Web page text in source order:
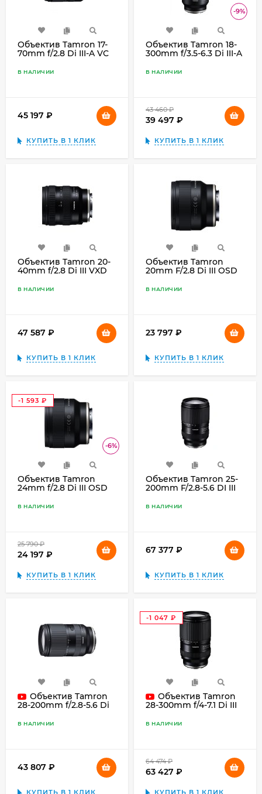
Объектив Tamron 17-
70mm f/2.8 Di III-A VC
В НАЛИЧИИ
45 197
КУПИТЬ В 1 КЛИК
-9%
Объектив Tamron 18-
300mm f/3.5-6.3 Di III-A
чёрный
В НАЛИЧИИ
43 460
39 497
КУПИТЬ В 1 КЛИК
Объектив Tamron 20-
40mm f/2.8 Di III VXD
В НАЛИЧИИ
47 587
КУПИТЬ В 1 КЛИК
Объектив Tamron
20mm F/2.8 Di III OSD
В НАЛИЧИИ
23 797
КУПИТЬ В 1 КЛИК
-6%
-1 593
₽
Объектив Tamron
24mm f/2.8 Di III OSD
В НАЛИЧИИ
25 790
24 197
КУПИТЬ В 1 КЛИК
Объектив Tamron 25-
200mm F/2.8-5.6 DI III
В НАЛИЧИИ
67 377
КУПИТЬ В 1 КЛИК
Объектив Tamron
28-200mm f/2.8-5.6 Di
В НАЛИЧИИ
43 807
КУПИТЬ В 1 КЛИК
-1 047
Объектив Tamron
28-300mm f/4-7.1 Di III
В НАЛИЧИИ
64 474
63 427
КУПИТЬ В 1 КЛИК